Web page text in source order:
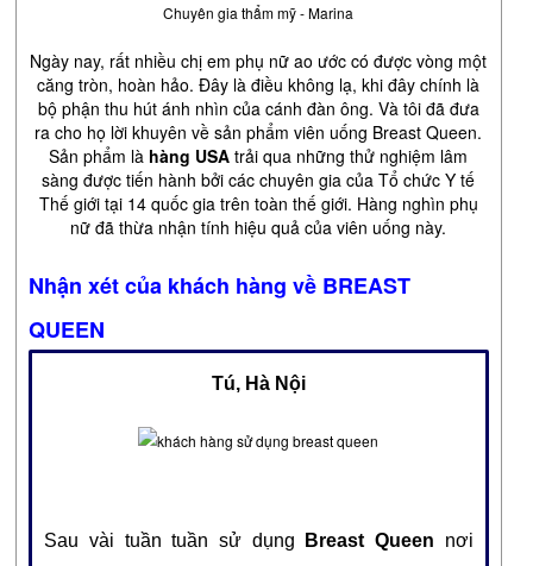
Chuyên gia thẩm mỹ - Marina
Ngày nay, rất nhiều chị em phụ nữ ao ước có được vòng một
căng tròn, hoàn hảo. Đây là điều không lạ, khi đây chính là
bộ phận thu hút ánh nhìn của cánh đàn ông. Và tôi đã đưa
ra cho họ lời khuyên về sản phẩm viên uống Breast Queen.
Sản phẩm là hàng USA trải qua những thử nghiệm lâm
sàng được tiến hành bởi các chuyên gia của Tổ chức Y tế
Thế giới tại 14 quốc gia trên toàn thế giới. Hàng nghìn phụ
nữ đã thừa nhận tính hiệu quả của viên uống này.
Nhận xét của khách hàng về BREAST
QUEEN
Tú, Hà Nội
Sau vài tuần tuần sử dụng Breast Queen nơi